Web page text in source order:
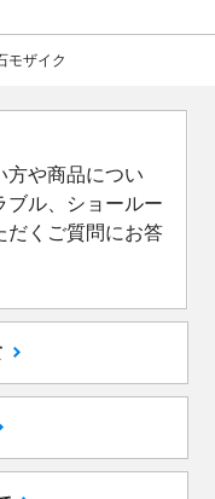
モザイク
方や商品につい
ブル、ショールー
だくご質問にお答